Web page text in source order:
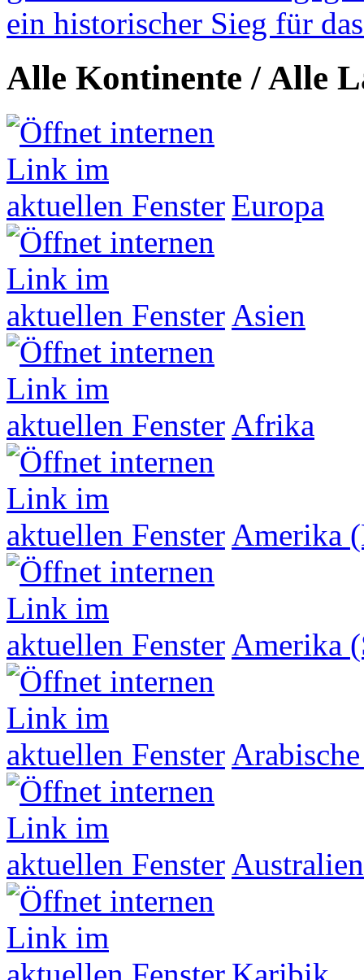
ein historischer Sieg für
Alle Kontinente / Alle
Europa
Asien
Afrika
Amerika
Amerika
Australien